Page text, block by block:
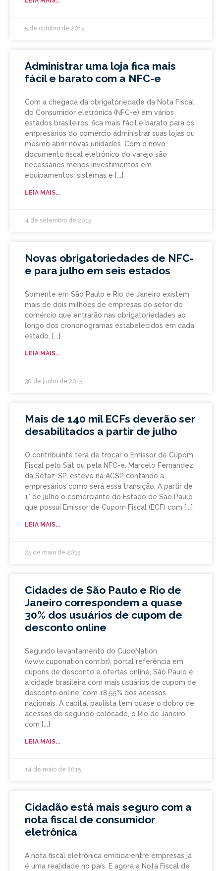
5 de outubro de 2015
Administrar uma loja fica mais
fácil e barato com a NFC-e
Com a chegada da obrigatoriedade da Nota Fiscal
do Consumidor eletrônica (NFC-e) em vários
estados brasileiros, fica mais fácil e barato para os
empresários do comércio administrar suas lojas ou
mesmo abrir novas unidades. Com o novo
documento fiscal eletrônico do varejo são
necessários menos investimentos em
equipamentos, sistemas e
LEIA MAIS...
4 de setembro de 2015
Novas obrigatoriedades de NFC-
e para julho em seis estados
Somente em São Paulo e Rio de Janeiro existem
mais de dois milhões de empresas do setor do
comércio que entrarão nas obrigatoriedades ao
longo dos crononogramas estabelecidos em cada
estado.
LEIA MAIS...
30 de junho de 2015
Mais de 140 mil ECFs deverão ser
desabilitados a partir de julho
O contribuinte terá de trocar o Emissor de Cupom
Fiscal pelo Sat ou pela NFC-e. Marcelo Fernandez,
da Sefaz-SP, esteve na ACSP contando a
empresários como será essa transição. A partir de
1° de julho o comerciante do Estado de São Paulo
que possui Emissor de Cupom Fiscal (ECF) com
LEIA MAIS...
25 de maio de 2015
Cidades de São Paulo e Rio de
Janeiro correspondem a quase
30% dos usuários de cupom de
desconto online
Segundo levantamento do CupoNation
(www.cuponation.com.br), portal referência em
cupons de desconto e ofertas online, São Paulo é
a cidade brasileira com mais usuários de cupom de
desconto online, com 18,55% dos acessos
nacionais. A capital paulista tem quase o dobro de
acessos do segundo colocado, o Rio de Janeiro,
com
LEIA MAIS...
14 de maio de 2015
Cidadão está mais seguro com a
nota fiscal de consumidor
eletrônica
A nota fiscal eletrônica emitida entre empresas já
é uma realidade no país. E agora a Nota Fiscal de